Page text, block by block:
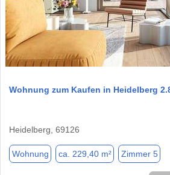
Wohnung zum Kaufen in Heidelberg
Heidelberg, 69126
Wohnung ca. 229,40 m² Zimmer 5